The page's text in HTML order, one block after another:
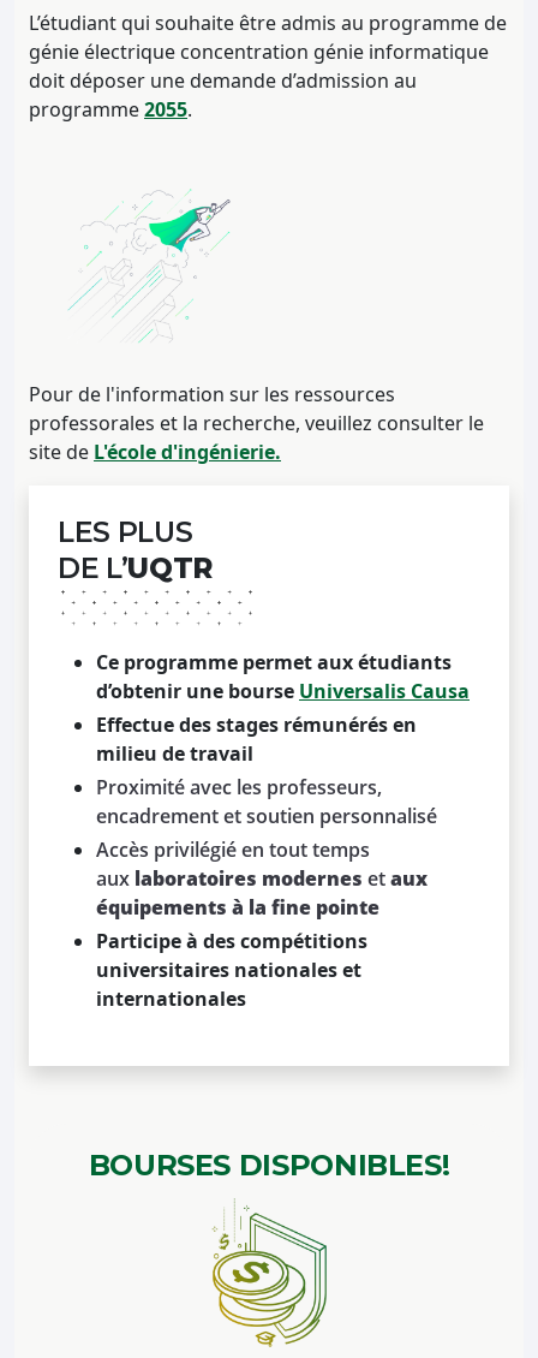
L’étudiant qui souhaite être admis au programme de
génie électrique concentration génie informatique
doit déposer une demande d’admission au
programme2055.
Pour de l'information sur les ressources
professorales et la recherche, veuillez consulter le
site de L'école d'ingénierie.
LES PLUS
DE L’UQTR
Ce programme permet aux étudiants
d’obtenir une bourse Universalis Causa
Effectue des stages rémunérés en
milieu de travail
Proximité avec les professeurs,
encadrement et soutien personnalisé
Accès privilégié en tout temps
aux laboratoires modernes etaux
équipements à la fine pointe
Participe à des compétitions
universitaires nationales et
internationales
BOURSES DISPONIBLES!